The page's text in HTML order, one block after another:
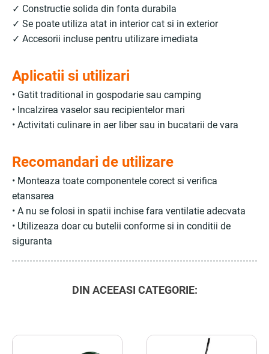
✓ Constructie solida din fonta durabila
✓ Se poate utiliza atat in interior cat si in exterior
✓ Accesorii incluse pentru utilizare imediata
Aplicatii si utilizari
• Gatit traditional in gospodarie sau camping
• Incalzirea vaselor sau recipientelor mari
• Activitati culinare in aer liber sau in bucatarii de vara
Recomandari de utilizare
• Monteaza toate componentele corect si verifica
etansarea
• A nu se folosi in spatii inchise fara ventilatie adecvata
• Utilizeaza doar cu butelii conforme si in conditii de
siguranta
DIN ACEEASI CATEGORIE: